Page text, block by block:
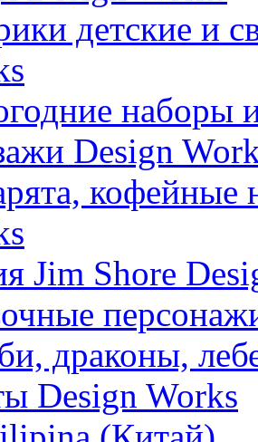
детские и
наборы
Design
кофейные
Jim Shore
драконы,
Design Works